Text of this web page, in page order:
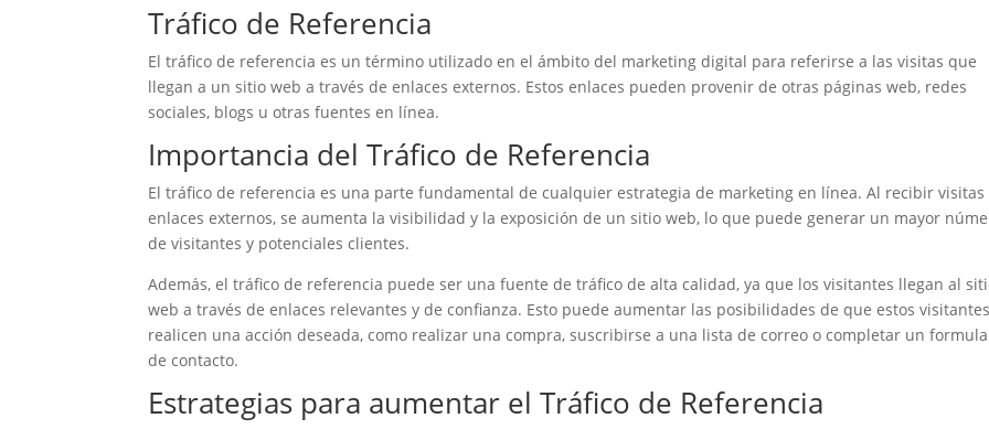
Tráfico de Referencia
El tráfico de referencia es un término utilizado en el ámbito del marketing digital para referirse a las visitas que
llegan a un sitio web a través de enlaces externos. Estos enlaces pueden provenir de otras páginas web, redes
sociales, blogs u otras fuentes en línea.
Importancia del Tráfico de Referencia
El tráfico de referencia es una parte fundamental de cualquier estrategia de marketing en línea. Al recibir visitas
enlaces externos, se aumenta la visibilidad y la exposición de un sitio web, lo que puede generar un mayor
de visitantes y potenciales clientes.
Además, el tráfico de referencia puede ser una fuente de tráfico de alta calidad, ya que los visitantes llegan al
web a través de enlaces relevantes y de confianza. Esto puede aumentar las posibilidades de que estos visitantes
realicen una acción deseada, como realizar una compra, suscribirse a una lista de correo o completar un
de contacto.
Estrategias para aumentar el Tráfico de Referencia